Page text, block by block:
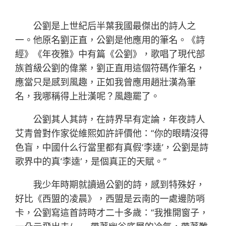
公劉是上世紀后半葉我國最傑出的詩人之
一。他原名劉正直，公劉是他應用的筆名。《詩
經》《年夜雅》中有篇《公劉》，歌唱了現代部
族首級公劉的偉業，劉正直用這個符碼作筆名，
應當只是感到風趣，正如我曾應用趙壯漢為筆
名，我哪稱得上壯漢呢？風趣罷了。
公劉其人其詩，在詩界早有定論，年夜詩人
艾青曾對作家從維熙如許評價他：“你的眼睛沒得
色盲，中國什么行當里都有真假‘李逵’，公劉是詩
歌界中的真‘李逵’，是個真正的天賦。”
我少年時期就讀過公劉的詩，感到特殊好，
好比《西盟的凌晨》，西盟是云南的一處邊防哨
卡，公劉寫這首詩時才二十多歲：“我推開窗子，